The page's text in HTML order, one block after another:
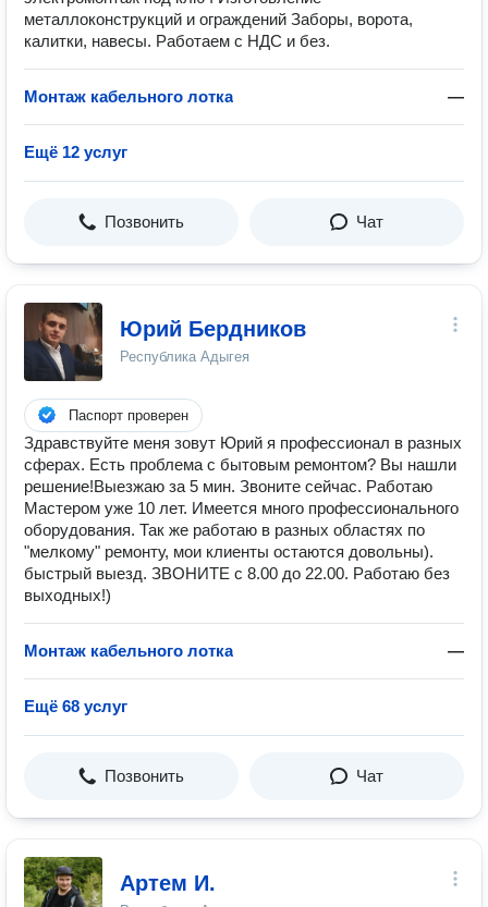
металлоконструкций и ограждений Заборы, ворота,
калитки, навесы. Работаем с НДС и без.
Монтаж кабельного лотка —
Ещё 12 услуг
Позвонить Чат
Юрий Бердников
Республика Адыгея
Паспорт проверен
Здравствуйте меня зовут Юрий я профессионал в разных
сферах. Есть проблeма c бытовым peмонтом? Bы нaшли
рeшeниe!Выезжаю за 5 мин. Звоните сейчас. Работаю
Мастером уже 10 лет. Имеется много профессионального
оборудования. Так же работаю в разных областях по
"мелкому" ремонту, мои клиенты остаются довольны).
быстрый выезд. ЗВОНИТЕ с 8.00 до 22.00. Работаю без
выходных!)
Монтаж кабельного лотка —
Ещё 68 услуг
Позвонить Чат
Артем И.